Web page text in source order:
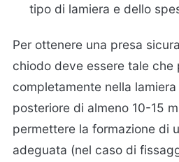
tipo di lamiera e dello
Per ottenere una presa
chiodo deve essere tale che
completamente nella
posteriore di almeno 10-15
permettere la formazione di
adeguata (nel caso di